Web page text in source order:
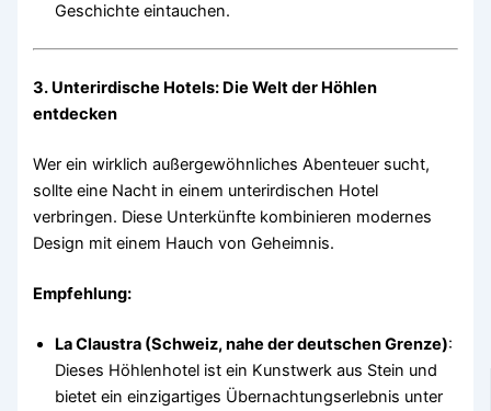
Geschichte eintauchen.
3. Unterirdische Hotels: Die Welt der Höhlen
entdecken
Wer ein wirklich außergewöhnliches Abenteuer sucht,
sollte eine Nacht in einem unterirdischen Hotel
verbringen. Diese Unterkünfte kombinieren modernes
Design mit einem Hauch von Geheimnis.
Empfehlung:
La Claustra (Schweiz, nahe der deutschen Grenze):
Dieses Höhlenhotel ist ein Kunstwerk aus Stein und
bietet ein einzigartiges Übernachtungserlebnis unter